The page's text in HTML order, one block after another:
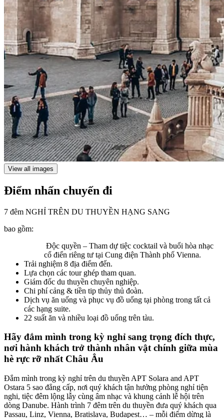
View all images
Điểm nhấn chuyến đi
7 đêm NGHỈ TRÊN DU THUYỀN HẠNG SANG
bao gồm:
Độc quyền – Tham dự tiệc cocktail và buổi hòa nhạc
cổ điển riêng tư tại Cung điện Thành phố Vienna.
Trải nghiệm 8 địa điểm đến.
Lựa chọn các tour ghép tham quan.
Giám đốc du thuyền chuyên nghiệp.
Chi phí cảng & tiền tip thủy thủ đoàn.
Dịch vụ ăn uống và phục vụ đồ uống tại phòng trong tất cả
các hạng suite.
22 suất ăn và nhiều loại đồ uống trên tàu.
Hãy đắm mình trong kỳ nghỉ sang trọng đích thực,
nơi hành khách trở thành nhân vật chính giữa mùa
hè rực rỡ nhất Châu Âu
Đắm mình trong kỳ nghỉ trên du thuyền APT Solara and APT
Ostara 5 sao đẳng cấp, nơi quý khách tận hưởng phòng nghỉ tiện
nghi, tiệc đêm lộng lẫy cùng âm nhạc và khung cảnh lễ hội trên
dòng Danube. Hành trình 7 đêm trên du thuyền đưa quý khách qua
Passau, Linz, Vienna, Bratislava, Budapest… – mỗi điểm dừng là